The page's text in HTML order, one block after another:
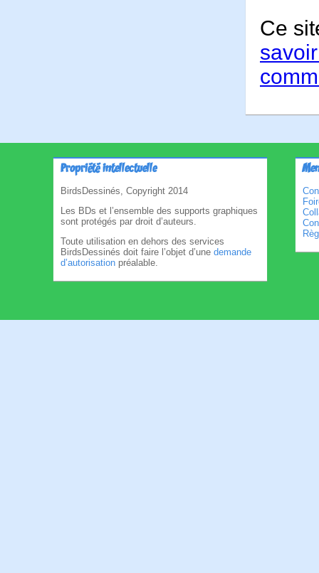
Ce
Propriété intellectuelle
BirdsDessinés, Copyright 2014
Les BDs et l’ensemble des supports graphiques
sont protégés par droit d’auteurs.
Toute utilisation en dehors des services
BirdsDessinés doit faire l’objet d’une demande
d’autorisation préalable.